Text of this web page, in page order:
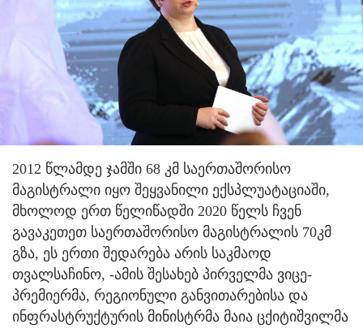
2012 წლამდე ჯამში 68 კმ საერთაშორისო
მაგისტრალი იყო შეყვანილი ექსპლუატაციაში,
მხოლოდ ერთ წელიწადში 2020 წელს ჩვენ
გავაკეთეთ საერთაშორისო მაგისტრალის 70კმ
გზა, ეს ერთი შედარება არის საკმაოდ
თვალსაჩინო, -ამის შესახებ პირველმა ვიცე-
პრემიერმა, რეგიონული განვითარებისა და
ინფრასტრუქტურის მინისტრმა მაია ცქიტიშვილმა